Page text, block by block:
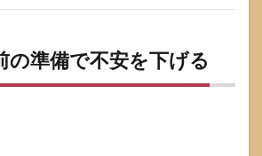
の準備で不安を下げる